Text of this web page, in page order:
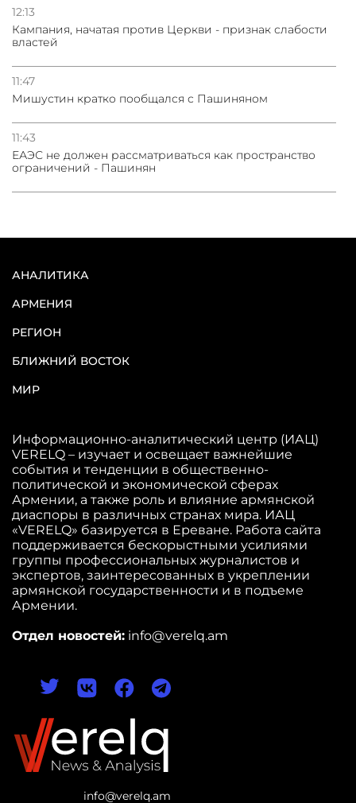
12:13
Кампания, начатая против Церкви - признак слабости
властей
11:47
Мишустин кратко пообщался с Пашиняном
11:43
ЕАЭС не должен рассматриваться как пространство
ограничений - Пашинян
info@verelq.am
АНАЛИТИКА
АРМЕНИЯ
РЕГИОН
БЛИЖНИЙ ВОСТОК
МИР
Информационно-аналитический центр (ИАЦ)
VERELQ – изучает и освещает важнейшие
события и тенденции в общественно-
политической и экономической сферах
Армении, а также роль и влияние армянской
диаспоры в различных странах мира. ИАЦ
«VERELQ» базируется в Ереване. Работа сайта
поддерживается бескорыстными усилиями
группы профессиональных журналистов и
экспертов, заинтересованных в укреплении
армянской государственности и в подъеме
Армении.
Отдел новостей: info@verelq.am